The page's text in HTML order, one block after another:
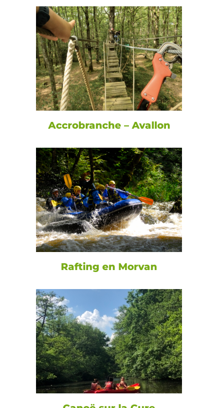
Accrobranche – Avallon
Rafting en Morvan